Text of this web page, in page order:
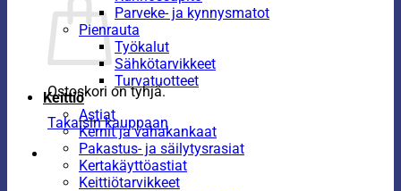
Ostoskori on tyhjä.
Takaisin kauppaan
Parveke- ja kynnysmatot
Pienrauta
Työkalut
Sähkötarvikkeet
Turvatuotteet
Keittiö
Astiat
Kernit ja vahakankaat
Pakastus- ja säilytysrasiat
Kertakäyttöastiat
Keittiötarvikkeet